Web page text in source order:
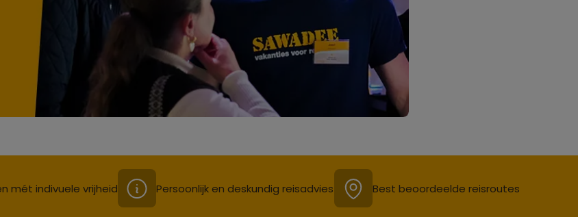
mét indivuele vrijheid Persoonlijk en deskundig reisadvies Best beoordeelde reisroutes